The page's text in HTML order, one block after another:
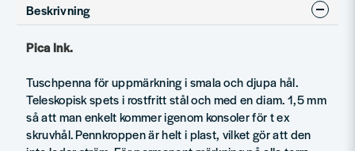
Beskrivning
Pica Ink.
Tuschpenna för uppmärkning i smala och djupa hål.
Teleskopisk spets i rostfritt stål och med en diam. 1,5 mm
så att man enkelt kommer igenom konsoler för t ex
skruvhål. Pennkroppen är helt i plast, vilket gör att den